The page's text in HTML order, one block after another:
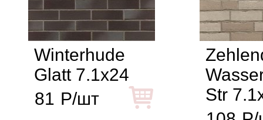
Winterhude
Glatt 7.1x24
81 Р/шт
Str